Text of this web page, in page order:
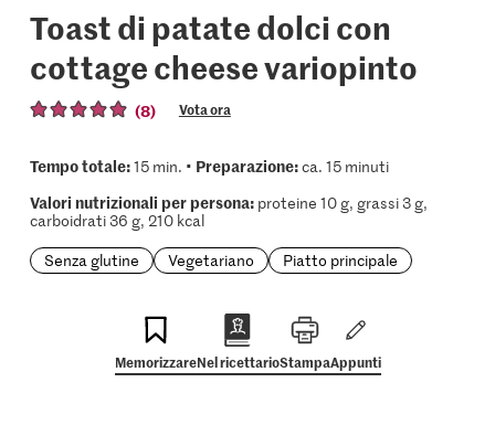
Toast di patate dolci con
cottage cheese variopinto
(8) Vota ora
Tempo totale:15 min. • Preparazione:ca. 15 minuti
Valori nutrizionali per persona:proteine 10 g, grassi 3 g,
carboidrati 36 g, 210 kcal
Senza glutine
Vegetariano Piatto principale
MemorizzareNel ricettarioStampaAppunti